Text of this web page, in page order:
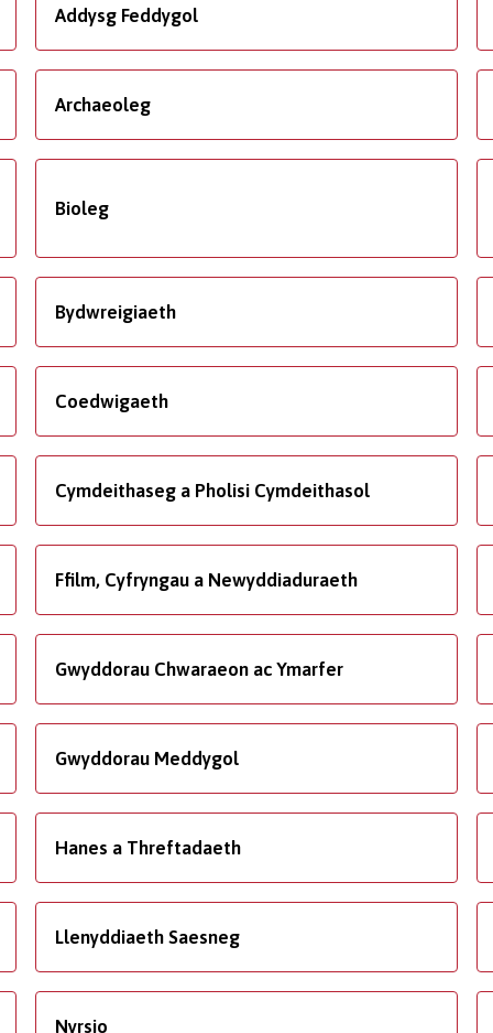
Addysg Feddygol
Archaeoleg
Bioleg
Bydwreigiaeth
Coedwigaeth
Cymdeithaseg a Pholisi Cymdeithasol
Ffilm, Cyfryngau a Newyddiaduraeth
Gwyddorau Chwaraeon ac Ymarfer
Gwyddorau Meddygol
Hanes a Threftadaeth
Llenyddiaeth Saesneg
Nyrsio